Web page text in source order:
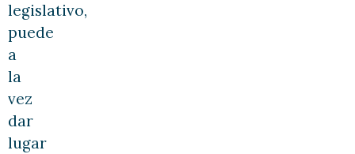
legislativo,
puede
a
la
vez
dar
lugar